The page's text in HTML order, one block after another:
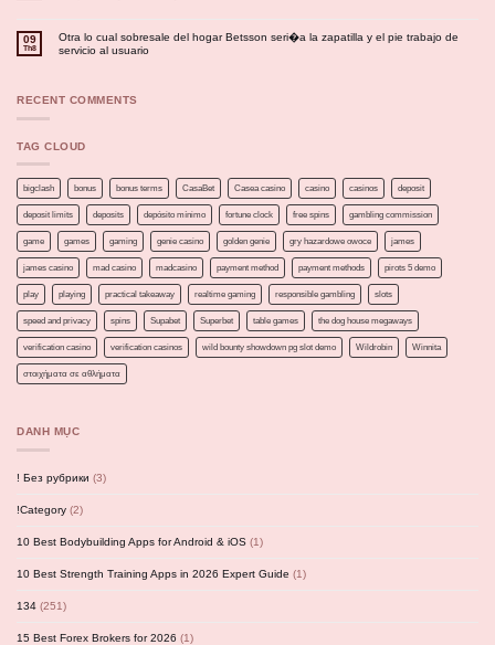
09
Th8
Otra lo cual sobresale del hogar Betsson seri�a la zapatilla y el pie trabajo de
servicio al usuario
RECENT COMMENTS
TAG CLOUD
bigclash bonus bonus terms CasaBet Casea casino casino casinos deposit
deposit limits deposits depósito mínimo fortune clock free spins gambling commission
game games gaming genie casino golden genie gry hazardowe owoce james
james casino mad casino madcasino payment method payment methods pirots 5 demo
play playing practical takeaway realtime gaming responsible gambling slots
speed and privacy spins Supabet Superbet table games the dog house megaways
verification casino verification casinos wild bounty showdown pg slot demo Wildrobin Winnita
στοιχήματα σε αθλήματα
DANH MỤC
! Без рубрики (3)
!Category (2)
10 Best Bodybuilding Apps for Android & iOS (1)
10 Best Strength Training Apps in 2026 Expert Guide (1)
134 (251)
15 Best Forex Brokers for 2026 (1)